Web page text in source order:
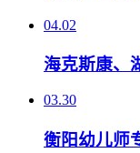
04.02
海克斯康、
03.30
衡阳幼儿师